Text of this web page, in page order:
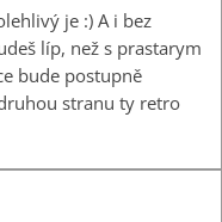
je :) A i bez
líp, než s prastarym
bude postupně
stranu ty retro